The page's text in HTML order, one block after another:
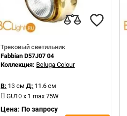
Трековый светильник
Fabbian D57J07 04
Коллекция: Beluga Colour
В: 13 см Д: 11.6 см
GU10 x 1 max 75W
Цена: По запросу